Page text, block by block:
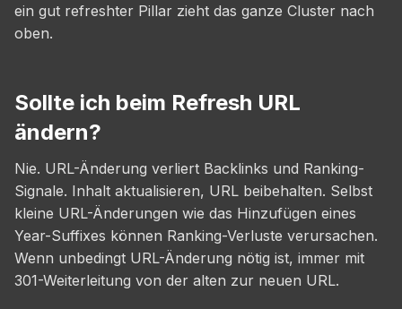
ein gut refreshter Pillar zieht das ganze Cluster nach
oben.
Sollte ich beim Refresh URL
ändern?
Nie. URL-Änderung verliert Backlinks und Ranking-
Signale. Inhalt aktualisieren, URL beibehalten. Selbst
kleine URL-Änderungen wie das Hinzufügen eines
Year-Suffixes können Ranking-Verluste verursachen.
Wenn unbedingt URL-Änderung nötig ist, immer mit
301-Weiterleitung von der alten zur neuen URL.